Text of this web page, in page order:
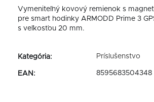
Vymeniteľný kovový remienok s
pre smart hodinky ARMODD Prime 3
s veľkosťou 20 mm.
Kategória: Príslušenstvo
EAN : 8595683504348